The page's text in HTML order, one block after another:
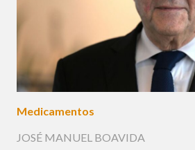
Medicamentos
JOSÉ MANUEL BOAVIDA